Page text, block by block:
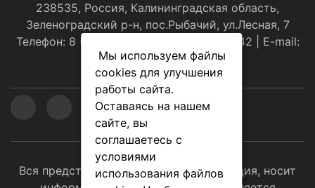
238535, Россия, Калининградская область,
Зеленоградский р-н, пос.Рыбачий, ул.Лесная, 7
Телефон: 8 (4012) 310001, 8(921)108-30-42 | E-mail:
оﬃce@park-kosa.ru
Вся представленная на сайте информация, носит
Мы используем файлы
cookies для улучшения
работы сайта.
Оставаясь на нашем
сайте, вы
соглашаетесь с
условиями
использования файлов